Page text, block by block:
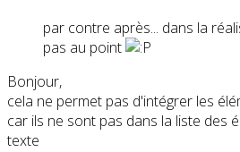
par contre après... dans la
pas au point
Bonjour,
cela ne permet pas d'intégrer les
car ils ne sont pas dans la liste des
texte